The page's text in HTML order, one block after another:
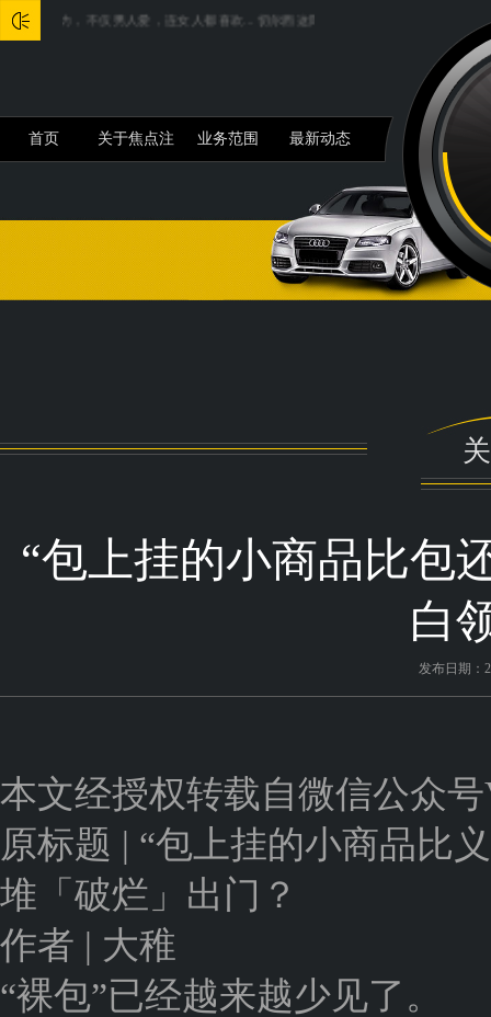
仅男人爱，连女人都喜欢... 切尔西这阵容无敌了！ 门将： 罗伯特桑切斯，26岁，
首页 关于焦点注 业务范围 最新动态
“包上挂的小商品比包
白
发布日期：
本文经授权转载自微信公众号
原标题 | “包上挂的小商品比
堆「破烂」出门？
作者 | 大稚
“裸包”已经越来越少见了。